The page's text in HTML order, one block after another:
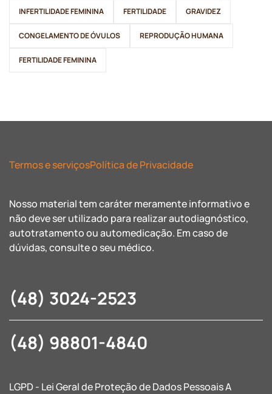
INFERTILIDADE FEMININA FERTILIDADE GRAVIDEZ
CONGELAMENTO DE ÓVULOS REPRODUÇÃO HUMANA
FERTILIDADE FEMININA
Termos e serviçosPolítica de Privacidade
Nosso material tem caráter meramente informativo e
não deve ser utilizado para realizar autodiagnóstico,
autotratamento ou automedicação. Em caso de
dúvidas, consulte o seu médico.
(48) 3024-2523
(48) 98801-4840
LGPD - Lei Geral de Proteção de Dados Pessoais A